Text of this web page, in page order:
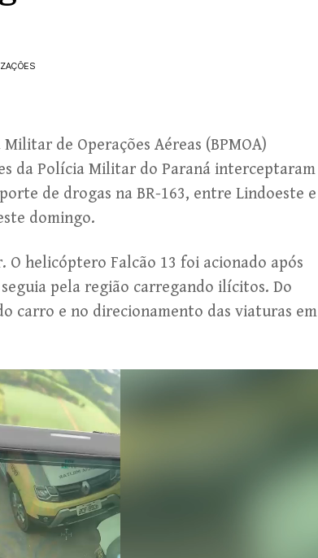
de Operações Aéreas (BPMOA)
da Polícia Militar do Paraná interceptaram
de drogas na BR-163, entre Lindoeste e
domingo.
helicóptero Falcão 13 foi acionado após
pela região carregando ilícitos. Do
carro e no direcionamento das viaturas em